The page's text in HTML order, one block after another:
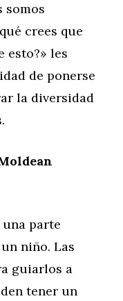
somos
crees que
esto?» les
de ponerse
la diversidad
parte
niño. Las
guiarlos a
tener un